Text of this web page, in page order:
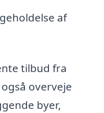
af
tilbud fra
overveje
byer,